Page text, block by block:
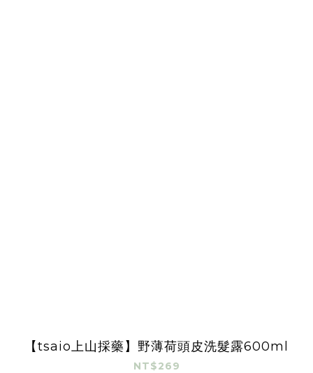
【tsaio上山採藥】野薄荷頭皮洗髮露600ml
NT$269